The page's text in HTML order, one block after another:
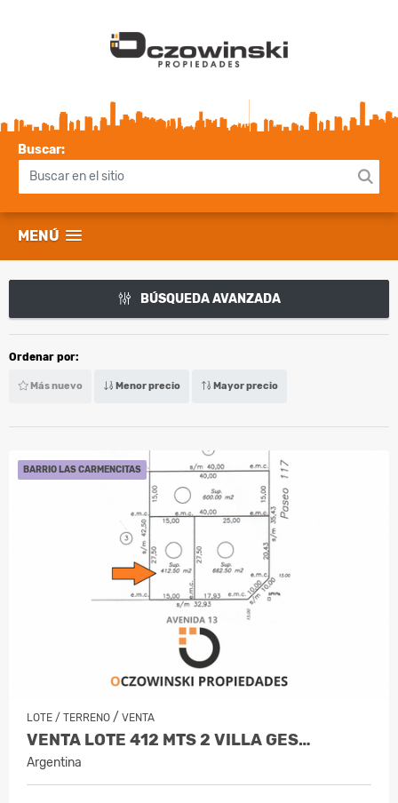
Buscar:
MENÚ
BÚSQUEDA AVANZADA
Ordenar por:
Más nuevo Menor precio Mayor precio
BARRIO LAS CARMENCITAS
LOTE / TERRENO / VENTA
VENTA LOTE 412 MTS 2 VILLA GES…
Argentina